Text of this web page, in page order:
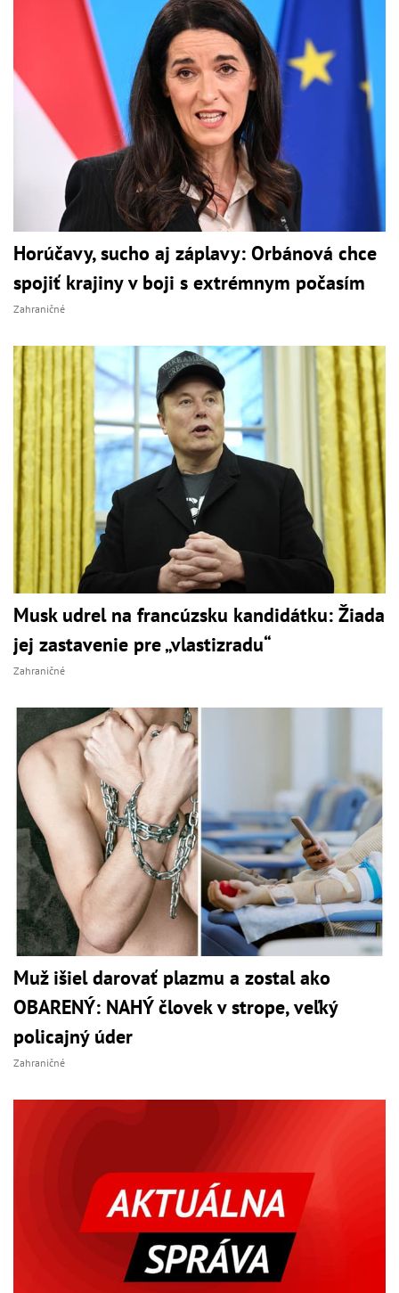
Horúčavy, sucho aj záplavy: Orbánová chce
spojiť krajiny v boji s extrémnym počasím
Zahraničné
Musk udrel na francúzsku kandidátku: Žiada
jej zastavenie pre „vlastizradu“
Zahraničné
Muž išiel darovať plazmu a zostal ako
OBARENÝ: NAHÝ človek v strope, veľký
policajný úder
Zahraničné